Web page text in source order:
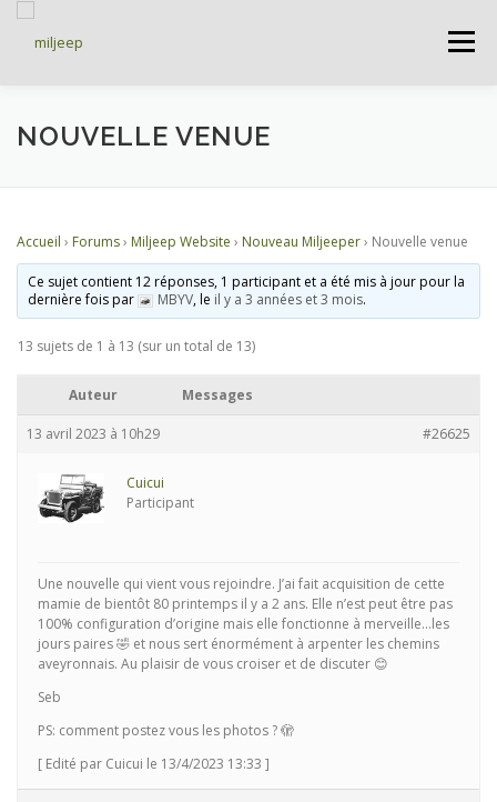
Menu
ACCUEIL ARTICLES PETITES ANNONCES
DOCUMENTATIONS FORUMS S’INSCRIRE
NOUVELLE VENUE
Accueil › Forums› Miljeep Website › Nouveau Miljeeper› Nouvelle venue
Ce sujet contient 12 réponses, 1 participant et a été mis à jour pour la
dernière fois par
MBYV, le il y a 3 années et 3 mois.
13 sujets de 1 à 13 (sur un total de 13)
Auteur Messages
13 avril 2023 à 10h29 #26625
Cuicui
Participant
Une nouvelle qui vient vous rejoindre. J’ai fait acquisition de cette
mamie de bientôt 80 printemps il y a 2 ans. Elle n’est peut être pas
100% configuration d’origine mais elle fonctionne à merveille…les
jours paires 🤣 et nous sert énormément à arpenter les chemins
aveyronnais. Au plaisir de vous croiser et de discuter 😊
Seb
PS: comment postez vous les photos ? 🫣
[ Edité par Cuicui le 13/4/2023 13:33 ]